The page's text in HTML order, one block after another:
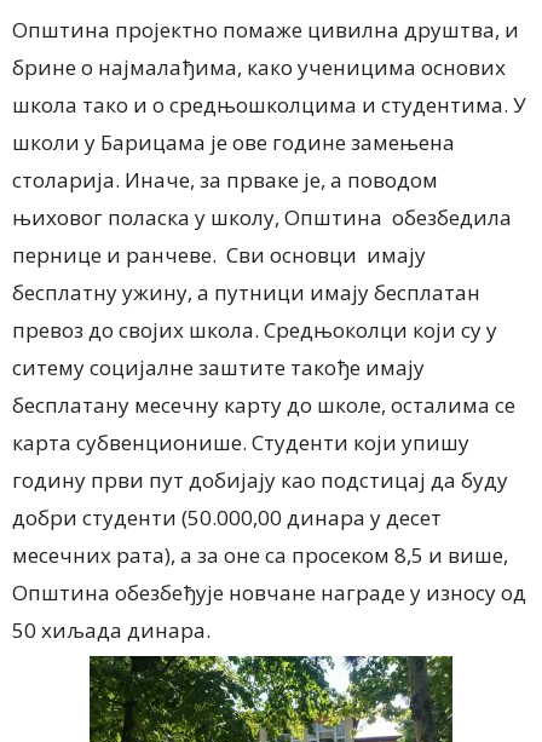
Општина пројектно помаже цивилна друштва, и
брине о најмалађима, како ученицима основих
школа тако и о средњошколцима и студентима. У
школи у Барицама је ове године замењена
столарија. Иначе, за прваке је, а поводом
њиховог поласка у школу, Општина обезбедила
пернице и ранчеве. Сви основци имају
бесплатну ужину, а путници имају бесплатан
превоз до својих школа. Средњоколци који су у
ситему социјалне заштите такође имају
бесплатану месечну карту до школе, осталима се
карта субвенционише. Студенти који упишу
годину први пут добијају као подстицај да буду
добри студенти (50.000,00 динара у десет
месечних рата), а за оне са просеком 8,5 и више,
Општина обезбеђује новчане награде у износу од
50 хиљада динара.